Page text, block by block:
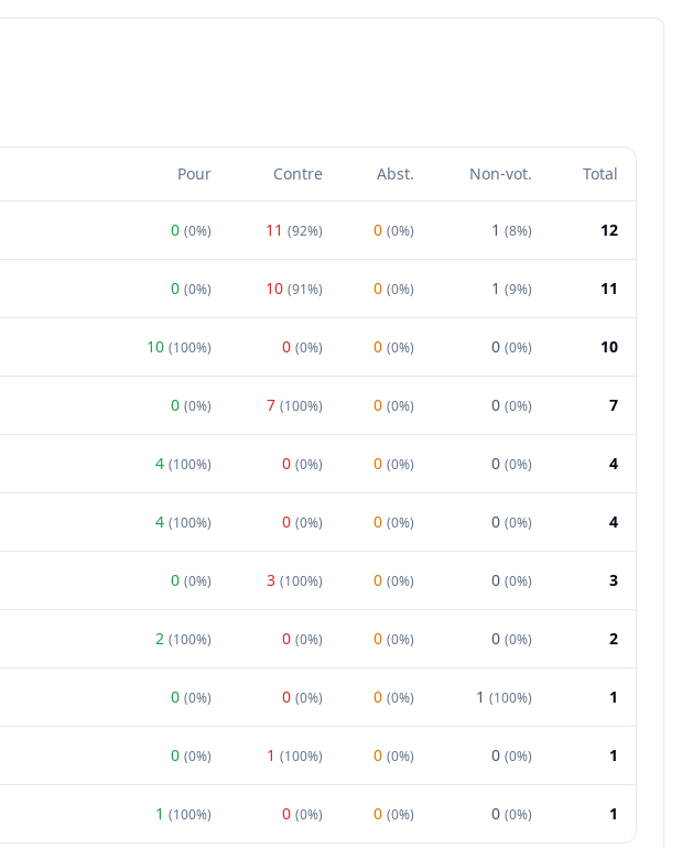
Pour Contre Abst. Non-vot. Total
0 (0%) 11 (92%) 0 (0%) 1 (8%) 12
0 (0%) 10 (91%) 0 (0%) 1 (9%) 11
10 (100%) 0 (0%) 0 (0%) 0 (0%) 10
0 (0%) 7 (100%) 0 (0%) 0 (0%) 7
4 (100%) 0 (0%) 0 (0%) 0 (0%) 4
4 (100%) 0 (0%) 0 (0%) 0 (0%) 4
0 (0%) 3 (100%) 0 (0%) 0 (0%) 3
2 (100%) 0 (0%) 0 (0%) 0 (0%) 2
0 (0%) 0 (0%) 0 (0%) 1 (100%) 1
0 (0%) 1 (100%) 0 (0%) 0 (0%) 1
1 (100%) 0 (0%) 0 (0%) 0 (0%) 1